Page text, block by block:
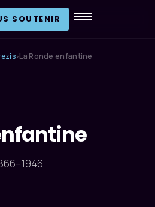
SOUTENIR
›La Ronde enfantine